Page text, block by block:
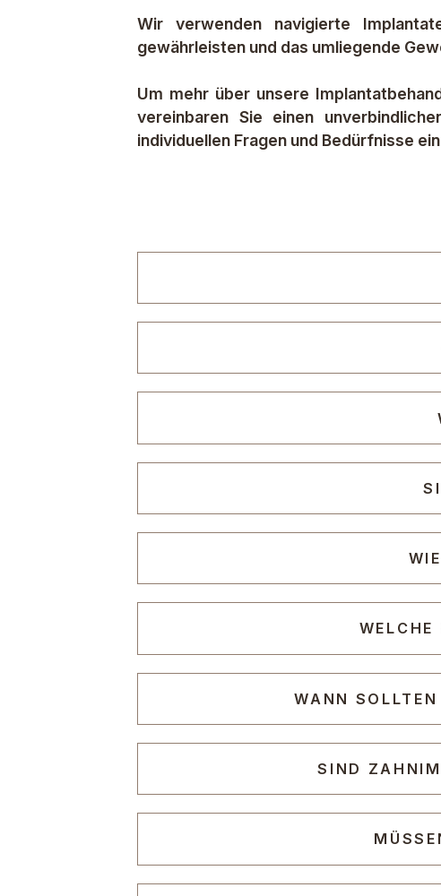
Wir verwenden navigierte
gewährleisten und das umliegende
Um mehr über unsere
vereinbaren Sie einen
individuellen Fragen und Bedürfnisse
WANN
SIND